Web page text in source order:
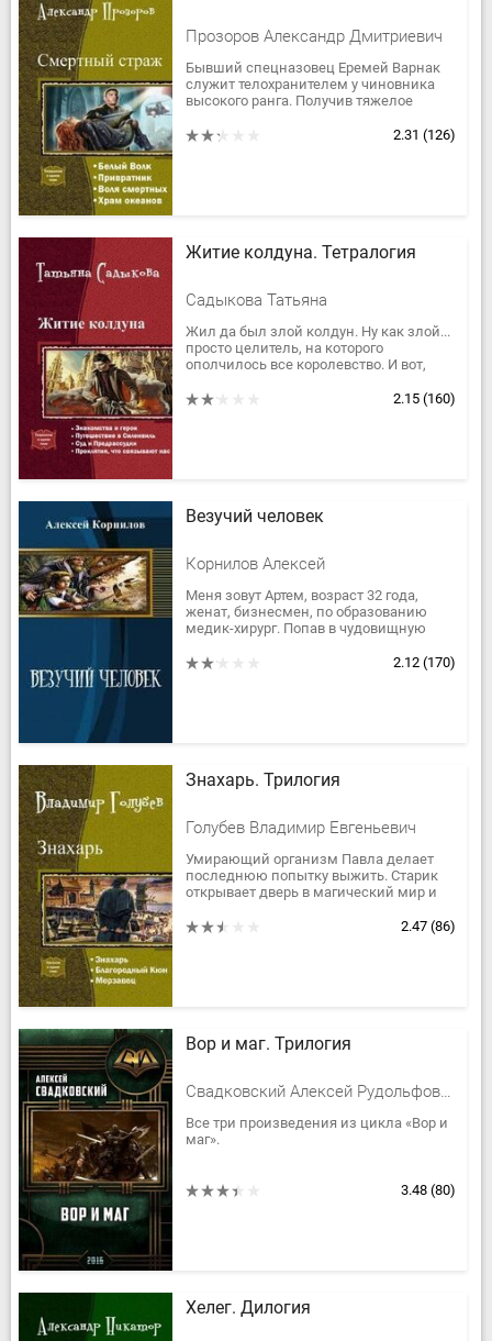
Прозоров Александр Дмитриевич
Бывший спецназовец Еремей Варнак
служит телохранителем у чиновника
высокого ранга. Получив тяжелое
Вызванный из леса колдун-леший...
2.31 (126)
Житие колдуна. Тетралогия
Садыкова Татьяна
Жил да был злой колдун. Ну как злой...
просто целитель, на которого
ополчилось все королевство. И вот,
в лес, найти недостающий...
2.15 (160)
Везучий человек
Корнилов Алексей
Меня зовут Артем, возраст 32 года,
женат, бизнесмен, по образованию
медик-хирург. Попав в чудовищную
в новом теле. Теперь мне нужно...
2.12 (170)
Знахарь. Трилогия
Голубев Владимир Евгеньевич
Умирающий организм Павла делает
последнюю попытку выжить. Старик
открывает дверь в магический мир и
пробуждает дремавшие в Павле...2.47 (86)
Вор и маг. Трилогия
Свадковский Алексей Рудольфович
Все три произведения из цикла «Вор и
маг».
3.48 (80)
Хелег. Дилогия